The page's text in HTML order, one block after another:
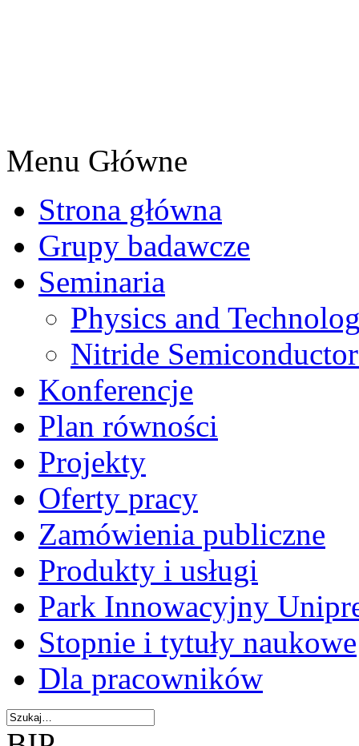
Menu Główne
Strona główna
Grupy badawcze
Seminaria
Physics and
Nitride
Konferencje
Plan równości
Projekty
Oferty pracy
Zamówienia publiczne
Produkty i usługi
Park Innowacyjny
Stopnie i tytuły naukowe
Dla pracowników